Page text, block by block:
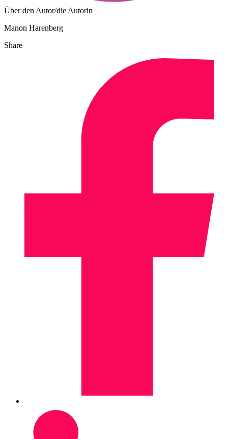
Über den Autor/die Autorin
Manon Harenberg
Share